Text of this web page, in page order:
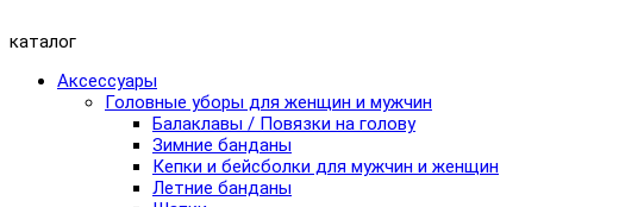
каталог
Аксессуары
Головные уборы для женщин и мужчин
Балаклавы / Повязки на голову
Зимние банданы
Кепки и бейсболки для мужчин и женщин
Летние банданы